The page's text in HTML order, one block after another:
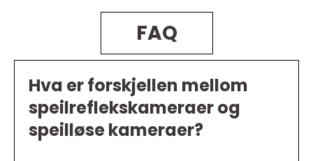
FAQ
Hva er forskjellen mellom
speilreflekskameraer og
speilløse kameraer?